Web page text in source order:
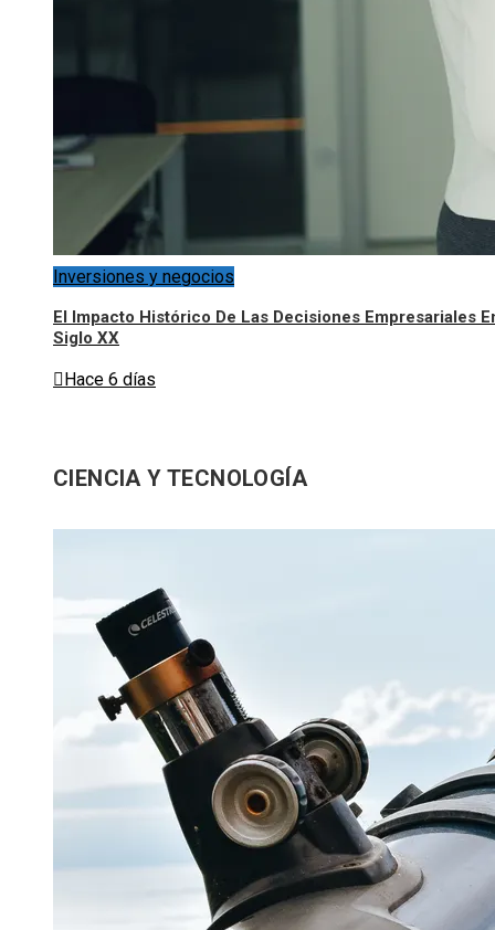
Inversiones y negocios
El Impacto Histórico De Las Decisiones Empresariales
Siglo XX
Hace 6 días
CIENCIA Y TECNOLOGÍA